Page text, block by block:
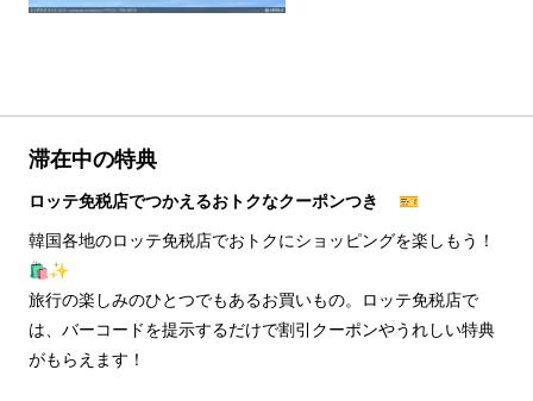
滞在中の特典
ロッテ免税店でつかえるおトクなクーポンつき 🎫
韓国各地のロッテ免税店でおトクにショッピングを楽しもう！
🛍️✨
旅行の楽しみのひとつでもあるお買いもの。ロッテ免税店で
は、バーコードを提示するだけで割引クーポンやうれしい特典
がもらえます！